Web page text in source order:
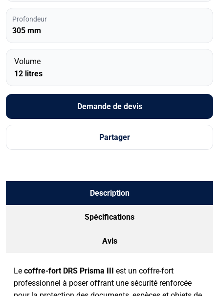
Profondeur
305 mm
Volume
12 litres
Demande de devis
Partager
Description
Spécifications
Avis
Le coffre-fort DRS Prisma III
est un coffre-fort
professionnel à poser offrant une sécurité renforcée